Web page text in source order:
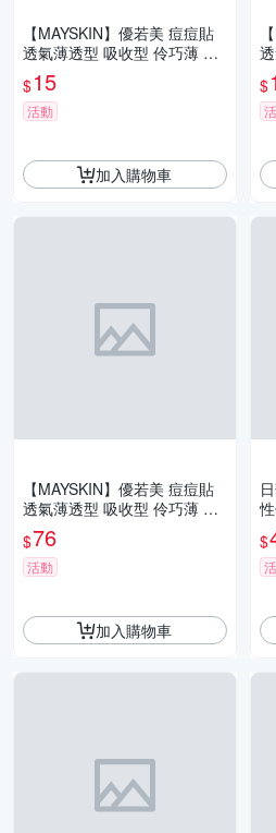
【MAYSKIN】優若美 痘痘貼
透氣薄透型 吸收型 伶巧薄 隱
形痘痘貼 膚色上妝可用
$15
活動
加入購物車
$
【MAYSKIN】優若美 痘痘貼
透氣薄透型 吸收型 伶巧薄 隱
形痘痘貼 膚色上妝可用
$76
活動
加入購物車
$